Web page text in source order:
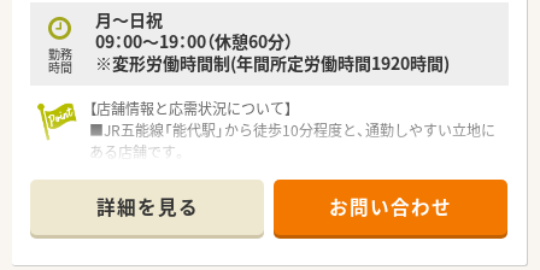
勤務
時間
月～日祝
09：00～19：00（休憩60分）
※変形労働時間制(年間所定労働時間1920時間)
【店舗情報と応需状況について】
■JR五能線「能代駅」から徒歩10分程度と、通勤しやすい立地に
ある店舗です。
を深められます。
■処方箋は1日平均20枚程度で、薬剤師常勤1名、パート1名、事
務名体制で対応しています。
詳細を見る お問い合わせ